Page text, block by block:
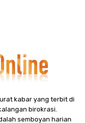
kabar yang terbit di
birokrasi.
semboyan harian